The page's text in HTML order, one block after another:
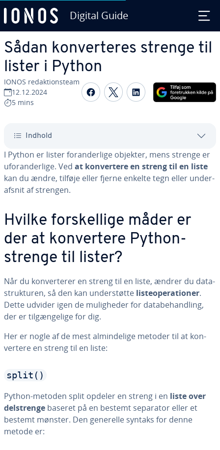
Digital Guide
Sådan kon­ver­te­res strenge til
lister i Python
IONOS re­dak­tions­team
12.12.2024
5 mins
Del på Facebook
Del på Twitter
Del på LinkedIn
Indhold
I Python er lister for­an­der­li­ge objekter, mens strenge er
ufor­an­der­li­ge. Ved at kon­ver­te­re en streng til en liste
kan du ændre, tilføje eller fjerne enkelte tegn eller un­der­
af­snit af strengen.
Hvilke for­skel­li­ge måder er
der at kon­ver­te­re Python-
strenge til lister?
Når du kon­ver­te­rer en streng til en liste, ændrer du da­ta­
struk­tu­ren, så den kan un­der­støt­te liste­o­pe­ra­tio­ner.
Dette udvider igen de mu­lig­he­der for da­ta­be­hand­ling,
der er til­gæn­ge­li­ge for dig.
Her er nogle af de mest al­min­de­li­ge metoder til at kon­
ver­te­re en streng til en liste:
split()
Python-metoden split opdeler en streng i en liste over
del­stren­ge baseret på en bestemt separator eller et
bestemt mønster. Den generelle syntaks for denne
metode er: